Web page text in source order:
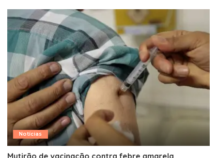
Notícias
Mutirão de vacinação contra febre amarela